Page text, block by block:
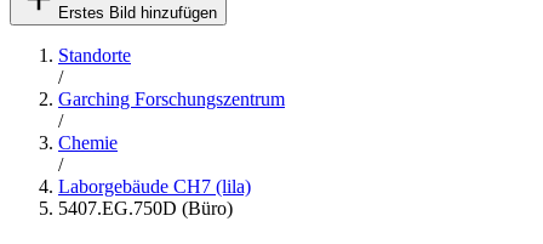
Erstes Bild hinzufügen
Standorte
/
Garching Forschungszentrum
/
Chemie
/
Laborgebäude CH7 (lila)
5407.EG.750D (Büro)